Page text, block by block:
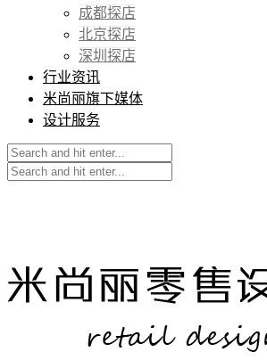
成都探店
北京探店
深圳探店
行业资讯
米尚丽旗下媒体
设计服务